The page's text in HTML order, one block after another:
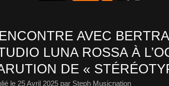
AVEC
LUNA ROSSA À
DE «
le 25 Avril 2025 par Steph Musicnation